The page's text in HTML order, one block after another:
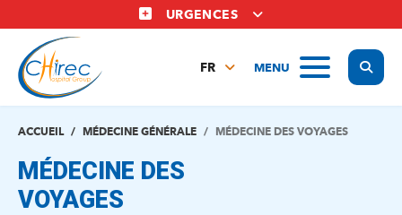
au
contenu
principal
URGENCES
MENU
FR
EN
ACCUEIL MÉDECINE GÉNÉRALE MÉDECINE DES VOYAGES
MÉDECINE DES
VOYAGES